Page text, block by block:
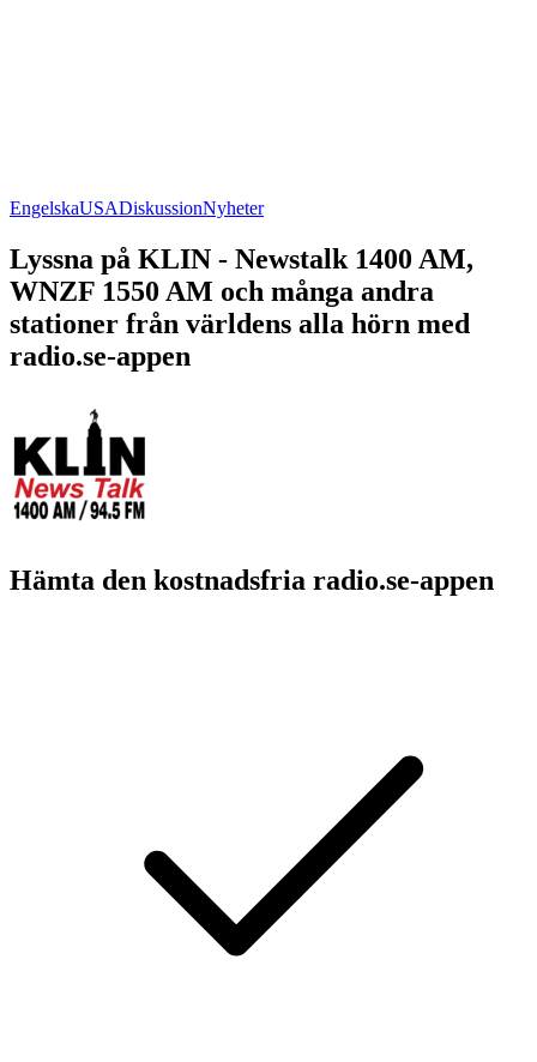
EngelskaUSADiskussionNyheter
Lyssna på KLIN - Newstalk 1400 AM,
WNZF 1550 AM och många andra
stationer från världens alla hörn med
radio.se-appen
Hämta den kostnadsfria radio.se-appen